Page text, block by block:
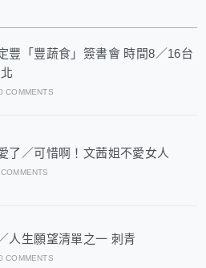
豐「豐蔬食」簽書會 時間8／16台
COMMENTS
了／可惜啊！文茜姐不愛女人
人生願望清單之一 刺青
COMMENTS